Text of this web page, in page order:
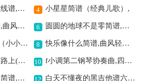
最真的梦吉他谱六线谱,重温经典之梦 4 小星星简谱（经典儿歌）,
我家有个大大简谱,曲风活泼有趣味 6 圆圆的地球不是零简谱,寓意地球的美好
CICADA'S BABY（小小蝉儿）歌曲简谱,描绘蝉儿灵动之态 8 快乐像什么简谱,曲风轻快活力足
唐天子落荒在长安路上(画龙点睛选段,琴谱,李祖铭操琴版)简谱京剧,展现落荒之境 10 f小调第二钢琴协奏曲,四手联弹的经典
春与秋的通信歌曲简谱,描绘季节之对话 12 白天不懂夜的黑吉他谱六线谱,唱出昼夜的深情